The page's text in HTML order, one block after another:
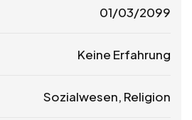
01/03/2099
Keine Erfahrung
Sozialwesen, Religion